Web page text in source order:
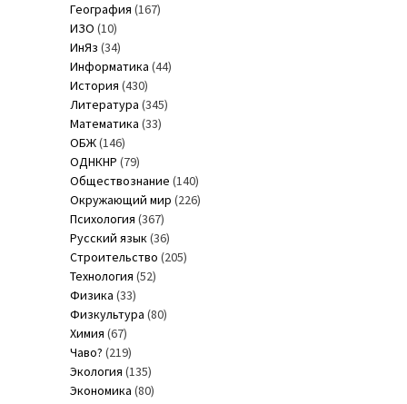
География (167)
ИЗО (10)
ИнЯз (34)
Информатика (44)
История (430)
Литература (345)
Математика (33)
ОБЖ(146)
ОДНКНР (79)
Обществознание (140)
Окружающий мир (226)
Психология (367)
Русский язык(36)
Строительство (205)
Технология (52)
Физика (33)
Физкультура (80)
Химия (67)
Чаво? (219)
Экология (135)
Экономика (80)